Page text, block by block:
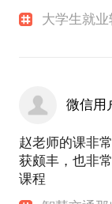
大学生就业
微信用
赵老师的课非
获颇丰，也非
课程